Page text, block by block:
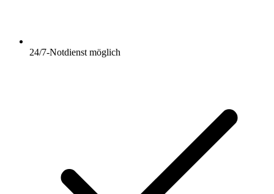
24/7-Notdienst möglich